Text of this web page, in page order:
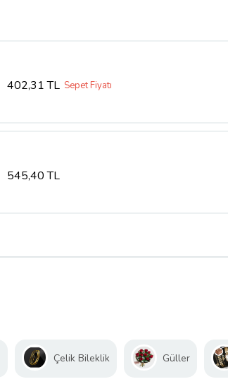
402,31 TL Sepet Fiyatı
545,40 TL
Çelik Bileklik Güller